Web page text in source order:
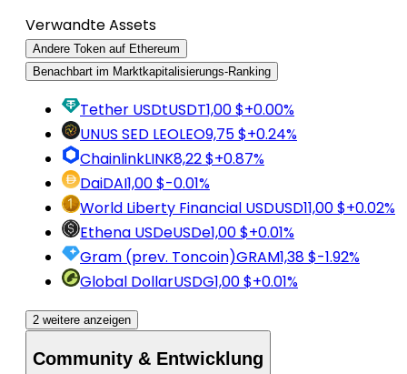
Verwandte Assets
Andere Token auf Ethereum
Benachbart im Marktkapitalisierungs-Ranking
Tether USDtUSDT1,00 $+0.00%
UNUS SED LEOLEO9,75 $+0.24%
ChainlinkLINK8,22 $+0.87%
DaiDAI1,00 $-0.01%
World Liberty Financial USDUSD11,00 $+0.02%
Ethena USDeUSDe1,00 $+0.01%
Gram (prev. Toncoin)GRAM1,38 $-1.92%
Global DollarUSDG1,00 $+0.01%
2 weitere anzeigen
Community & Entwicklung